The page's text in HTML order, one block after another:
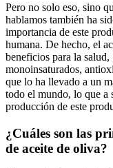
Pero no solo eso, sino
hablamos también ha
importancia de este
humana. De hecho, el
beneficios para la
monoinsaturados,
que lo ha llevado a un
todo el mundo, lo que a
producción de este
¿Cuáles son las
de aceite de oliva?